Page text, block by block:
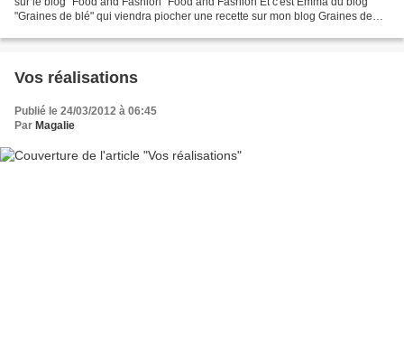
"Graines de blé" qui viendra piocher une recette sur mon blog Graines de
Vos réalisations
Publié le 24/03/2012 à 06:45
Par Magalie